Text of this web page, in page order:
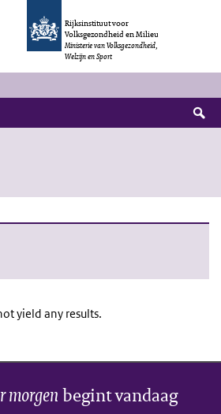
Rijksinstituut voor
Volksgezondheid en Milieu
Ministerie van Volksgezondheid,
Welzijn en Sport
yield any results.
morgen begint vandaag